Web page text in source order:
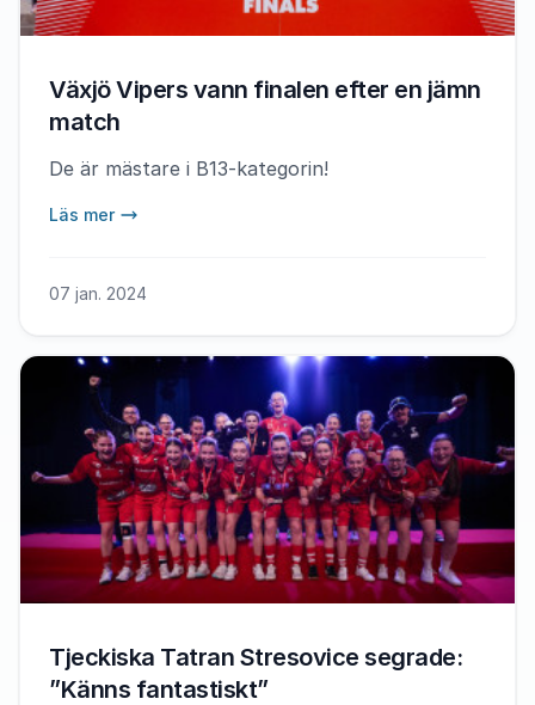
Växjö Vipers vann finalen efter en jämn
match
De är mästare i B13-kategorin!
Läs mer
07 jan. 2024
Tjeckiska Tatran Stresovice segrade:
”Känns fantastiskt”